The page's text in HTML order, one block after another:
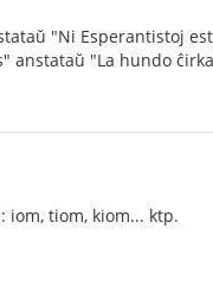
"Ni Esperantistoj
anstataŭ "La hundo
iom, tiom, kiom... ktp.